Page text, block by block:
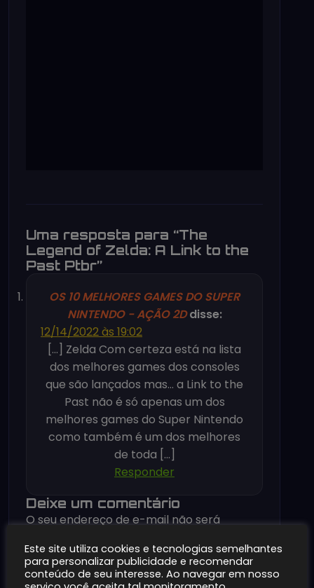
Uma resposta para “The
Legend of Zelda: A Link to the
Past Ptbr”
OS 10 MELHORES GAMES DO SUPER
NINTENDO - AÇÃO 2D disse:
12/14/2022 às 19:02
[…] Zelda Com certeza está na lista
dos melhores games dos consoles
que são lançados mas… a Link to the
Past não é só apenas um dos
melhores games do Super Nintendo
como também é um dos melhores
de toda […]
Responder
Deixe um comentário
O seu endereço de e-mail não será
marcados com*
Comentário*
Este site utiliza cookies e tecnologias semelhantes
para personalizar publicidade e recomendar
conteúdo de seu interesse. Ao navegar em nosso